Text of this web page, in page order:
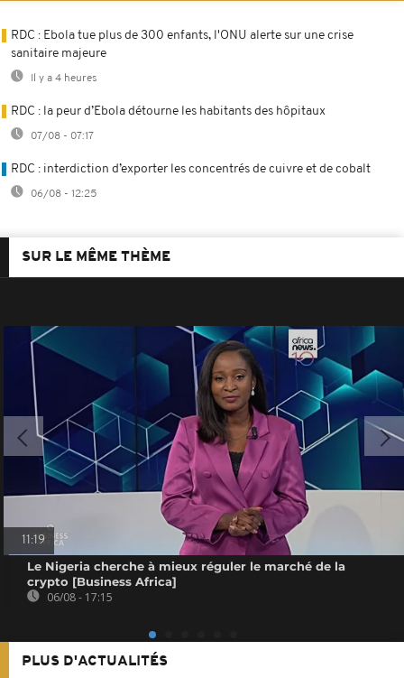
RDC : Ebola tue plus de 300 enfants, l'ONU alerte sur une crise
sanitaire majeure
Il y a 4 heures
RDC : la peur d’Ebola détourne les habitants des hôpitaux
07/08 - 07:17
RDC : interdiction d’exporter les concentrés de cuivre et de cobalt
06/08 - 12:25
SUR LE MÊME THÈME
11:19
Le Nigeria cherche à mieux réguler le marché de la
crypto [Business Africa]
06/08 - 17:15
PLUS D'ACTUALITÉS